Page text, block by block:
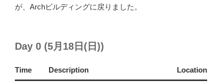
が、Archビルディングに戻りました。
Day 0 (5月18日(日))
Time Description Location